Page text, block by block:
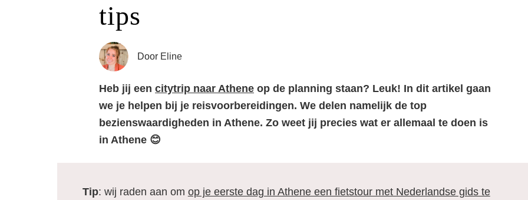
tips
Door Eline
Heb jij een citytrip naar Athene op de planning staan? Leuk! In dit artikel gaan
we je helpen bij je reisvoorbereidingen. We delen namelijk de top
bezienswaardigheden in Athene. Zo weet jij precies wat er allemaal te doen is
in Athene 😊
Tip: wij raden aan om op je eerste dag in Athene een fietstour met Nederlandse gids te